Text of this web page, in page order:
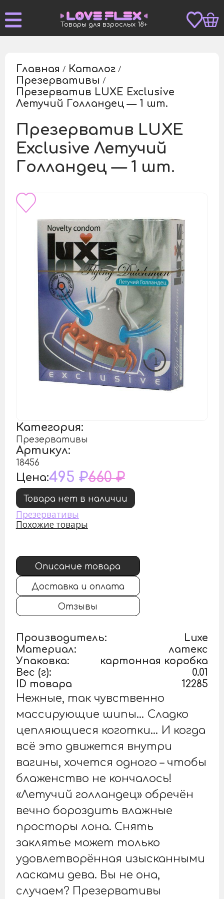
Товары для взрослых 18+
Главная / Каталог /
Презервативы /
Презерватив LUXE Exclusive
Летучий Голландец — 1 шт.
Презерватив LUXE
Exclusive Летучий
Голландец — 1 шт.
Категория:
Презервативы
Артикул:
18456
Цена:495 ₽660 ₽
Товара нет в наличии
Презервативы
Похожие товары
Описание товара
Доставка и оплата
Отзывы
Производитель:
Luxe
Материал:
латекс
Упаковка:
картонная коробка
Вес (г):
0.01
ID товара
12285
Нежные, так чувственно
массирующие шипы… Сладко
цепляющиеся коготки… И когда
всё это движется внутри
вагины, хочется одного – чтобы
блаженство не кончалось!
«Летучий голландец» обречён
вечно бороздить влажные
просторы лона. Снять
заклятье может только
удовлетворённая изысканными
ласками дева. Вы не она,
случаем? Презервативы